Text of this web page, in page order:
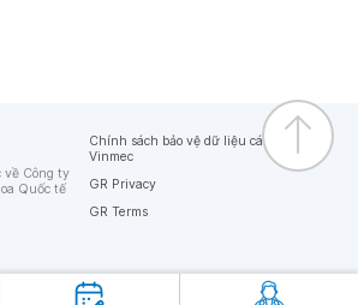
Công ty
Quốc tế
Chính sách bảo vệ dữ liệu cá nhân của
Vinmec
GR Privacy
GR Terms